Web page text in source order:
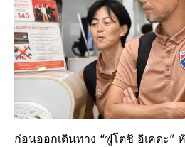
ก่อนออกเดินทาง “ฟูโตชิ อิเคดะ”